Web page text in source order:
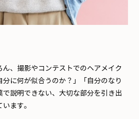
、撮影やコンテストでのヘアメイク
に何が似合うのか？」「自分のなり
で説明できない、大切な部分を引き出
ます。